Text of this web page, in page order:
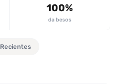
100%
da besos
Recientes